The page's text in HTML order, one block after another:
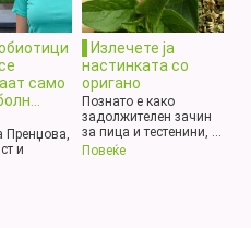
само
Пренџова,
и
Излечете ја
настинката со
оригано
Познато е како
задолжителен зачин
за пица и тестенини, ...
Повеќе